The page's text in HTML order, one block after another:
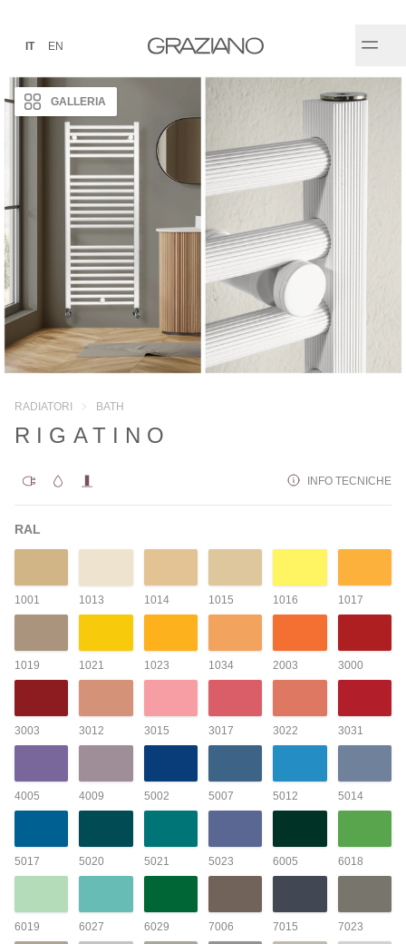
IT EN
GALLERIA
RADIATORI BATH
RIGATINO
INFO TECNICHE
RAL
1001 1013 1014 1015 1016 1017
1019 1021 1023 1034 2003 3000
3003 3012 3015 3017 3022 3031
4005 4009 5002 5007 5012 5014
5017 5020 5021 5023 6005 6018
6019 6027 6029 7006 7015 7023